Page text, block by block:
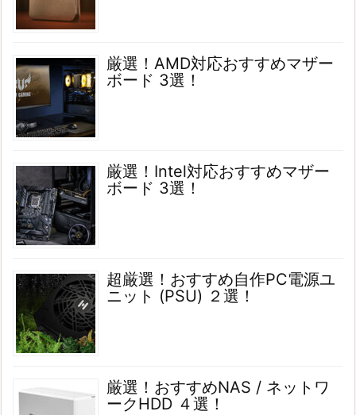
厳選！AMD対応おすすめマザー
ボード 3選！
厳選！Intel対応おすすめマザー
ボード 3選！
超厳選！おすすめ自作PC電源ユ
ニット (PSU) ２選！
厳選！おすすめNAS / ネットワ
ークHDD ４選！